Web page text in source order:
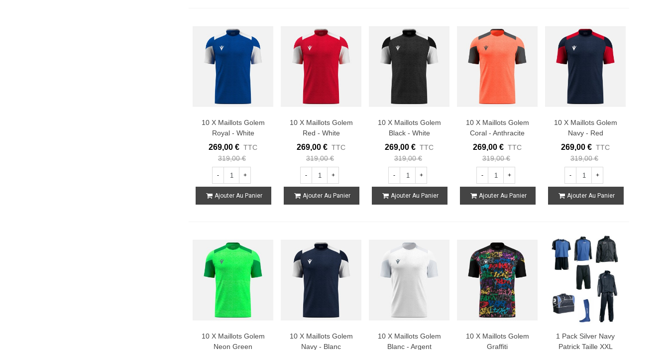
10 X Maillots Golem
Royal - White
269,00 € TTC
319,00 €
- +
Ajouter Au Panier
10 X Maillots Golem
Red - White
269,00 € TTC
319,00 €
- +
Ajouter Au Panier
10 X Maillots Golem
Black - White
269,00 € TTC
319,00 €
- +
Ajouter Au Panier
10 X Maillots Golem
Coral - Anthracite
269,00 € TTC
319,00 €
- +
Ajouter Au Panier
10 X Maillots Golem
Navy - Red
269,00 € TTC
319,00 €
- +
Ajouter Au Panier
10 X Maillots Golem
Neon Green
10 X Maillots Golem
Navy - Blanc
10 X Maillots Golem
Blanc - Argent
10 X Maillots Golem
Graffiti
1 Pack Silver Navy
Patrick Taille XXL